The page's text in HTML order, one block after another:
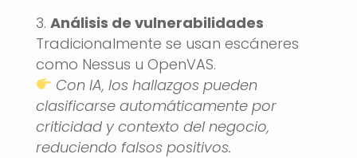
Análisis de vulnerabilidades
Tradicionalmente se usan escáneres
como Nessus u OpenVAS.
Con IA, los hallazgos pueden
clasificarse automáticamente por
criticidad y contexto del negocio,
reduciendo falsos positivos.